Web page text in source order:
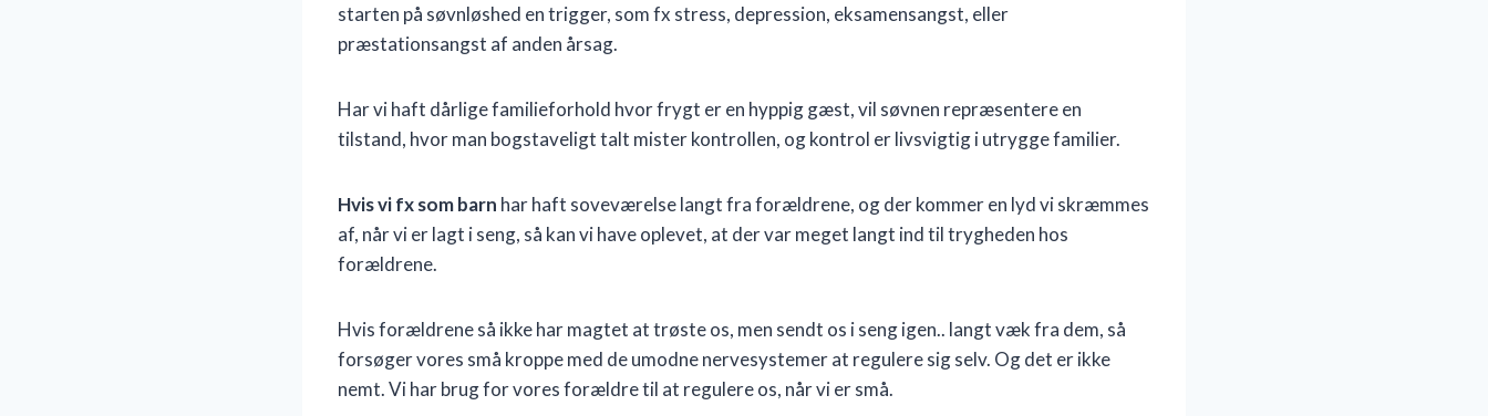
starten på søvnløshed en trigger, som fx stress, depression, eksamensangst, eller
præstationsangst af anden årsag.
Har vi haft dårlige familieforhold hvor frygt er en hyppig gæst, vil søvnen repræsentere en
tilstand, hvor man bogstaveligt talt mister kontrollen, og kontrol er livsvigtig i utrygge familier.
Hvis vi fx som barn har haft soveværelse langt fra forældrene, og der kommer en lyd vi skræmmes
af, når vi er lagt i seng, så kan vi have oplevet, at der var meget langt ind til trygheden hos
forældrene.
Hvis forældrene så ikke har magtet at trøste os, men sendt os i seng igen.. langt væk fra dem, så
forsøger vores små kroppe med de umodne nervesystemer at regulere sig selv. Og det er ikke
nemt. Vi har brug for vores forældre til at regulere os, når vi er små.